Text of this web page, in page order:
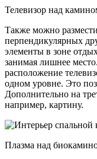
Телевизор над
Также можно
перпендикулярных
элементы в зоне
занимая лишнее
расположение
одном уровне. Это
Дополнительно на
например, картину.
Плазма над